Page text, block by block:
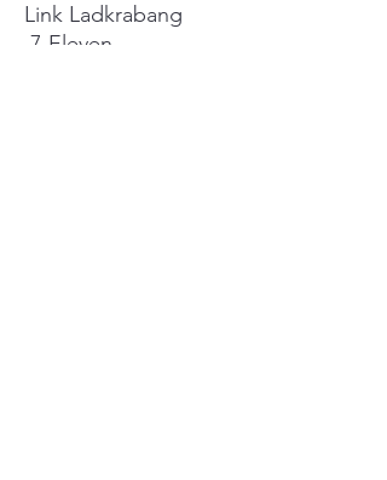
Link Ladkrabang
7-Eleven